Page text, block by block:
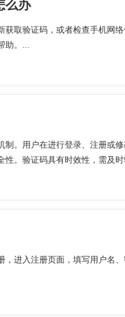
么办
取验证码，或者检查手机网
。...
。用户在进行登录、注册或
。验证码具有时效性，需及时
进入注册页面，填写用户名